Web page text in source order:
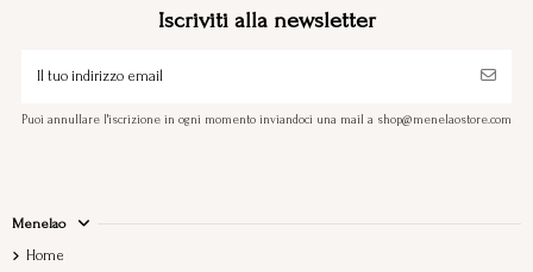
Iscriviti alla newsletter
Puoi annullare l'iscrizione in ogni momento inviandoci una mail a shop@menelaostore.com
Menelao
Home